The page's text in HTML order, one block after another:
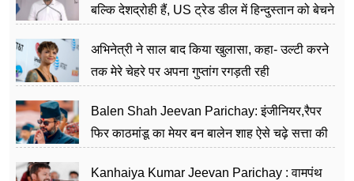
बल्कि देशद्रोही हैं, US ट्रेड डील में हिन्दुस्तान को बेचने
अभिनेत्री ने साल बाद किया खुलासा, कहा- उल्टी करने
तक मेरे चेहरे पर अपना गुप्तांग रगड़ती रही
Balen Shah Jeevan Parichay: इंजीनियर,रैपर
फिर काठमांडू का मेयर बन बालेन शाह ऐसे चढ़े सत्ता की
Kanhaiya Kumar Jeevan Parichay : वामपंथ